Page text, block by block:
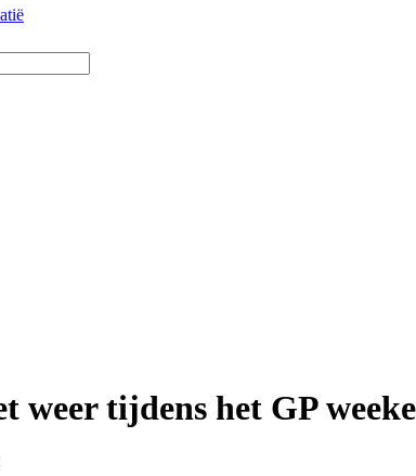
weer tijdens het GP